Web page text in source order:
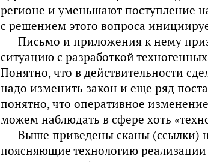
регионе и уменьшают поступление
с решением этого вопроса
Письмо и приложения к нему
ситуацию с разработкой
Понятно, что в действительности
надо изменить закон и еще ряд
понятно, что оперативное
можем наблюдать в сфере хоть
Выше приведены сканы (ссылки)
поясняющие технологию